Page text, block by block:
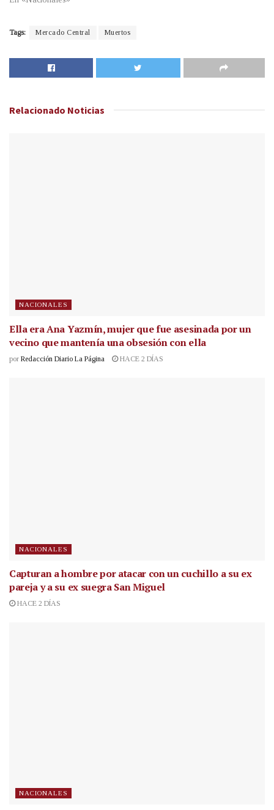
Tags: Mercado Central Muertos
Relacionado Noticias
NACIONALES
Ella era Ana Yazmín, mujer que fue asesinada por un
vecino que mantenía una obsesión con ella
por Redacción Diario La Página HACE 2 DÍAS
NACIONALES
Capturan a hombre por atacar con un cuchillo a su ex
pareja y a su ex suegra San Miguel
HACE 2 DÍAS
NACIONALES